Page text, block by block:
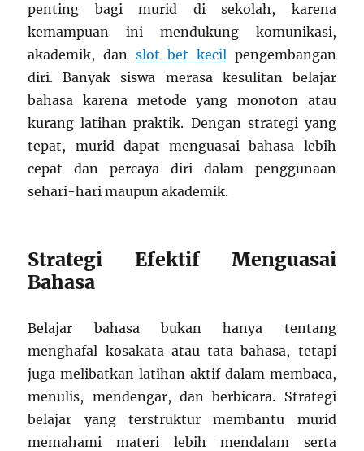
penting bagi murid di sekolah, karena
kemampuan ini mendukung komunikasi,
akademik, dan slot bet kecilpengembangan
diri. Banyak siswa merasa kesulitan belajar
bahasa karena metode yang monoton atau
kurang latihan praktik. Dengan strategi yang
tepat, murid dapat menguasai bahasa lebih
cepat dan percaya diri dalam penggunaan
sehari-hari maupun akademik.
Strategi Efektif Menguasai
Bahasa
Belajar bahasa bukan hanya tentang
menghafal kosakata atau tata bahasa, tetapi
juga melibatkan latihan aktif dalam membaca,
menulis, mendengar, dan berbicara. Strategi
belajar yang terstruktur membantu murid
memahami materi lebih mendalam serta